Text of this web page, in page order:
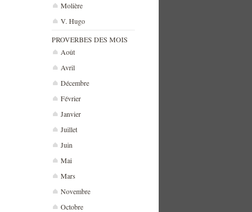
Molière
V. Hugo
PROVERBES DES MOIS
Août
Avril
Décembre
Février
Janvier
Juillet
Juin
Mai
Mars
Novembre
Octobre